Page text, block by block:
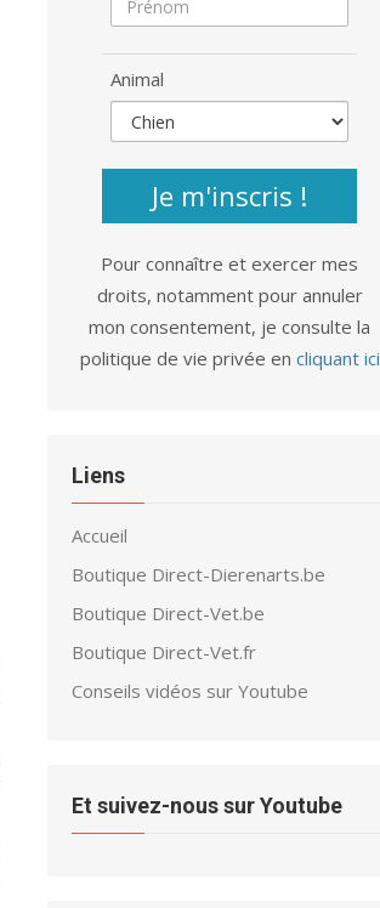
Animal
Je m'inscris !
Pour connaître et exercer mes
droits, notamment pour annuler
mon consentement, je consulte la
politique de vie privée en cliquant ici
Liens
Accueil
Boutique Direct-Dierenarts.be
Boutique Direct-Vet.be
Boutique Direct-Vet.fr
Conseils vidéos sur Youtube
Et suivez-nous sur Youtube